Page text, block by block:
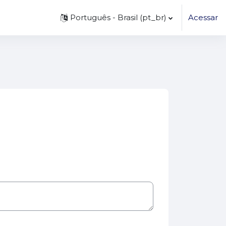
Português - Brasil ‎(pt_br)‎ Acessar